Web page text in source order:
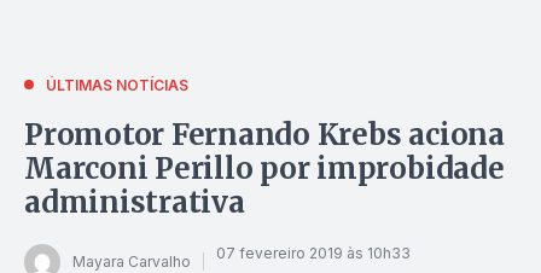
ÚLTIMAS NOTÍCIAS
Promotor Fernando Krebs aciona
Marconi Perillo por improbidade
administrativa
Mayara Carvalho 07 fevereiro 2019 às 10h33